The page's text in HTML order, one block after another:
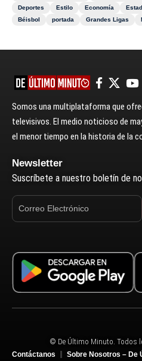
Deportes
Estilo Economía
Béisbol
portada Grandes Ligas
Somos una multiplataforma que
televisivos. El medio noticioso de
el menor tiempo en la historia de la
Newsletter
Suscríbete a nuestro boletín de
© De Último Minuto. Todos
Contáctanos
Sobre Nosotros – De